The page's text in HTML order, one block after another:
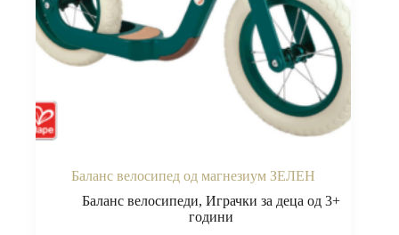
Баланс велосипед од магнезиум ЗЕЛЕН
Баланс велосипеди,Играчки за деца од 3+
години